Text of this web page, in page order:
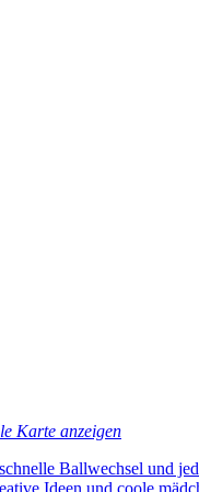
Karte anzeigen
Ballwechsel und
Ideen und coole